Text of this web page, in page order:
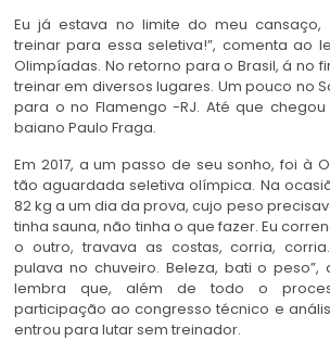
Eu já estava no limite do meu cansaço,
treinar para essa seletiva!”, comenta ao
Olimpíadas. No retorno para o Brasil, á no
treinar em diversos lugares. Um pouco no
para o no Flamengo -RJ. Até que
baiano Paulo Fraga.
Em 2017, a um passo de seu sonho, foi à
tão aguardada seletiva olímpica. Na
82 kg a um dia da prova, cujo peso
tinha sauna, não tinha o que fazer. Eu
o outro, travava as costas, corria,
pulava no chuveiro. Beleza, bati o peso”,
lembra que, além de todo o
participação ao congresso técnico e
entrou para lutar sem treinador.